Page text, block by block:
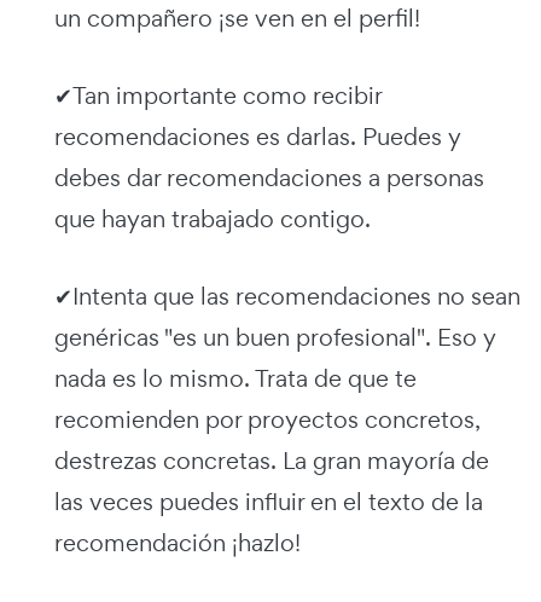
un compañero ¡se ven en el perfil!
✔Tan importante como recibir
recomendaciones es darlas. Puedes y
debes dar recomendaciones a personas
que hayan trabajado contigo.
✔Intenta que las recomendaciones no sean
genéricas "es un buen profesional". Eso y
nada es lo mismo. Trata de que te
recomienden por proyectos concretos,
destrezas concretas. La gran mayoría de
las veces puedes influir en el texto de la
recomendación ¡hazlo!